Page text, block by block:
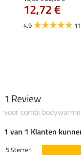
12,72 €
4.9 11
1 Review
voor combi
1 van 1 Klanten
5 Sterren